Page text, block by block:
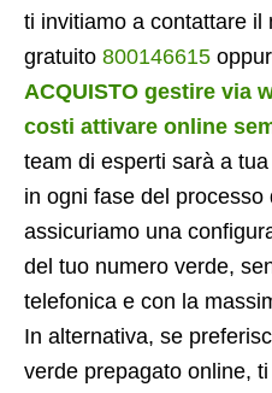
ti invitiamo a contattare il
gratuito 800146615
ACQUISTO gestire via
costi attivare online
team di esperti sarà a
in ogni fase del processo
assicuriamo una
del tuo numero verde,
telefonica e con la
In alternativa, se
verde prepagato online,